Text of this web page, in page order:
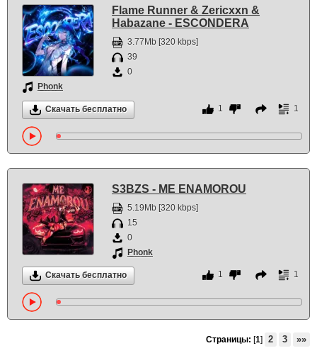
Flame Runner & Zericxxn &
Habazane - ESCONDERA
3.77Mb [320 kbps]
39
0
Phonk
Скачать бесплатно 1 1
S3BZS - ME ENAMOROU
5.19Mb [320 kbps]
15
0
Phonk
Скачать бесплатно 1 1
Страницы: [1] 2 3 »»